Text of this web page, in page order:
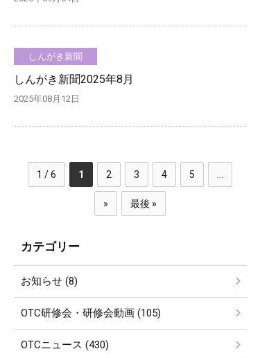
しんがき新聞
しんがき新聞2025年8月
2025年08月12日
1 / 6 1 2 3 4 5
» 最後 »
カテゴリー
お知らせ (8)
OTC研修会・研修会動画 (105)
OTCニュース (430)